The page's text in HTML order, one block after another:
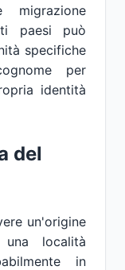
paesi può
specifiche
per
identità
del
un'origine
località
in